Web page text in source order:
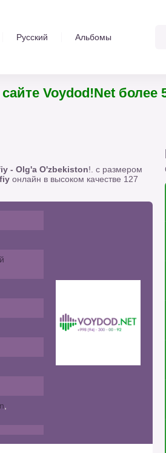
Русский Альбомы
Voydod!Net более
- Olg'a O'zbekiston!. с размером
онлайн в высоком качестве 127